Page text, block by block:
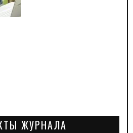
ЖУРНАЛА